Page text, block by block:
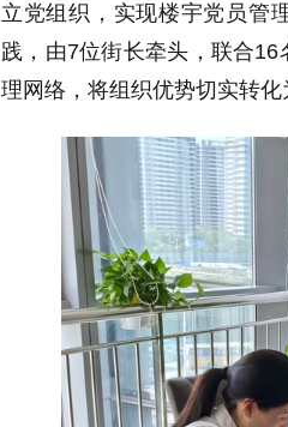
立党组织，实现楼宇党员管
践，由7位街长牵头，联合16
理网络，将组织优势切实转